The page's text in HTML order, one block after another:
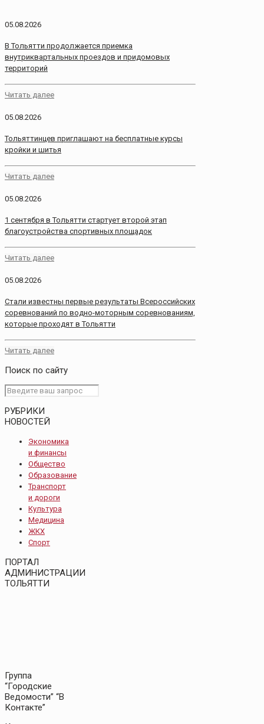
05.08.2026
В Тольятти продолжается приемка
внутриквартальных проездов и придомовых
территорий
Читать далее
05.08.2026
Тольяттинцев приглашают на бесплатные курсы
кройки и шитья
Читать далее
05.08.2026
1 сентября в Тольятти стартует второй этап
благоустройства спортивных площадок
Читать далее
05.08.2026
Стали известны первые результаты Всероссийских
соревнований по водно-моторным соревнованиям,
которые проходят в Тольятти
Читать далее
Поиск по сайту
РУБРИКИ
НОВОСТЕЙ
Экономика
и финансы
Общество
Образование
Транспорт
и дороги
Культура
Медицина
ЖКХ
Спорт
ПОРТАЛ
АДМИНИСТРАЦИИ
ТОЛЬЯТТИ
Группа
“Городские
Ведомости” “В
Контакте”